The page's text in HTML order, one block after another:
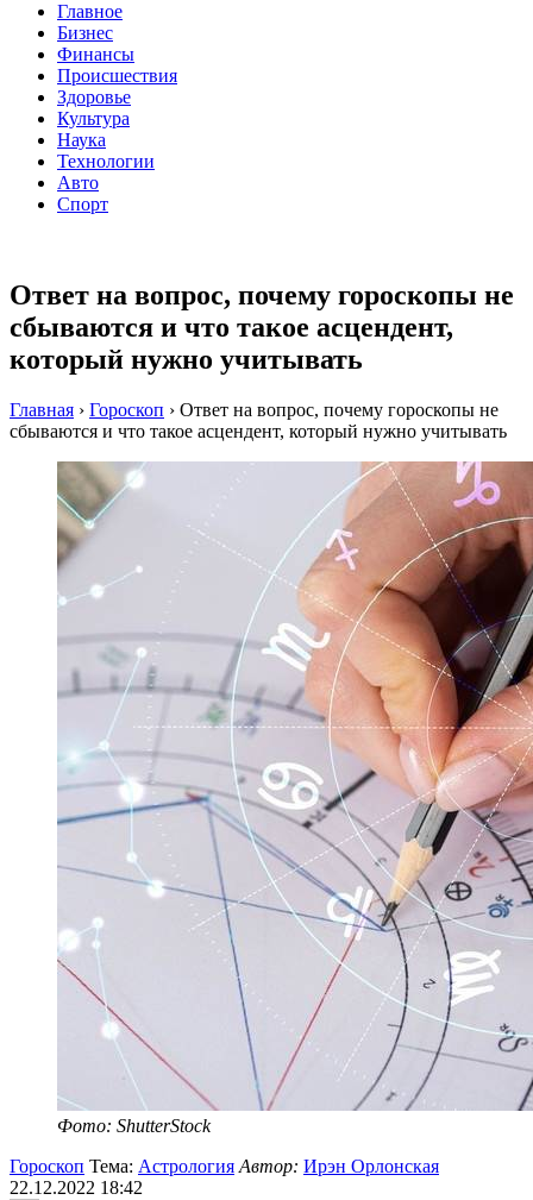
Главное
Бизнес
Финансы
Происшествия
Здоровье
Культура
Наука
Технологии
Авто
Спорт
Ответ на вопрос, почему гороскопы не
сбываются и что такое асцендент,
который нужно учитывать
Главная › Гороскоп › Ответ на вопрос, почему гороскопы не
сбываются и что такое асцендент, который нужно учитывать
Фото: ShutterStock
Гороскоп Тема: Астрология Автор: Ирэн Орлонская
22.12.2022 18:42